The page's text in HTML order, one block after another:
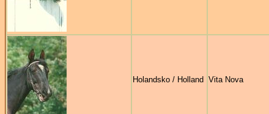
Holandsko / Holland Vita Nova